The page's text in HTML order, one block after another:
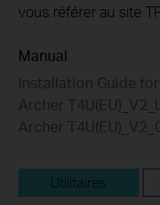
vous référer au site
Manual
Installation Guide
Archer
Archer
Utilitaires